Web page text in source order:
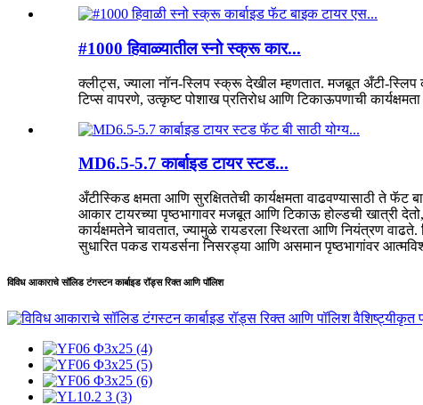
#1000 हिवाळ्यातील स्नो स्क्रू कार...
क्लीट्स, ज्याला नॉन-स्लिप स्क्रू देखील म्हणतात. मजबूत अँटी-स्लिप
टिप्स वापरणे, उत्कृष्ट पोशाख प्रतिरोध आणि टिकाऊपणाची
MD6.5-5.7 कार्बाइड टायर स्टड...
अँटीस्किड क्षमता आणि सुरक्षिततेची कार्यक्षमता वाढवण्यासाठी ते
आकार टायरच्या पृष्ठभागावर मजबूत आणि टिकाऊ होल्डची खात्री
कार्यक्षमतेने चावतात, ज्यामुळे रायडरला स्थिरता आणि नियंत्रण
सुधारित पकड रायडर्सना निसरड्या आणि असमान पृष्ठभागांवर
विविध आकाराचे सॉलिड टंगस्टन कार्बाइड रॉड्स रिक्त आणि पॉलिश